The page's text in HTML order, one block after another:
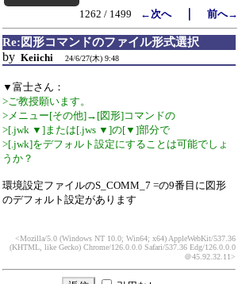
1262 / 1499
←次へ｜ 前へ→
Re:図形コマンドのファイル形式選択
by Keiichi 24/6/27(木) 9:48
▼富士さん：
>ご教授願います。
>メニュー[その他]→[図形]コマンドの
>[.jwk ▼]または[.jws ▼]の[▼]部分で
>[.jwk]をデフォルト設定にすることは可能でしょ
うか？
環境設定ファイルのS_COMM_7 =の9番目に図形
のデフォルト設定があります
<Mozilla/5.0 (Windows NT 10.0; Win64; x64) AppleWebKit/537.36
(KHTML, like Gecko) Chrome/126.0.0.0 Safari/537.36 Edg/126.0.0.0
＠45.92.32.11>